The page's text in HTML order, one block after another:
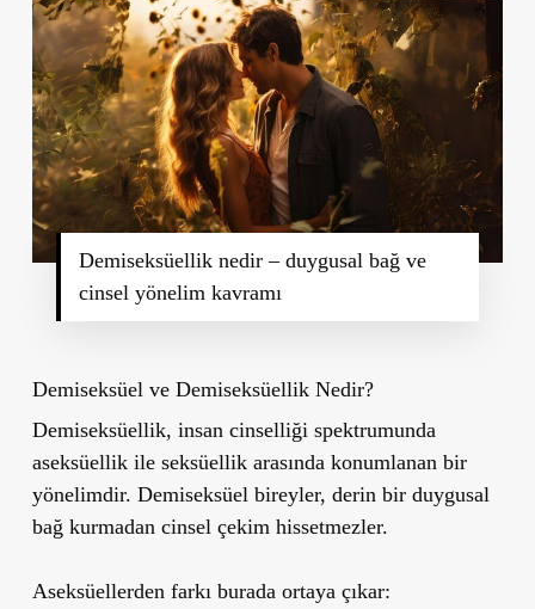
Demiseksüellik nedir – duygusal bağ ve
cinsel yönelim kavramı
Demiseksüel ve Demiseksüellik Nedir?
Demiseksüellik, insan cinselliği spektrumunda
aseksüellik ile seksüellik arasında konumlanan bir
yönelimdir. Demiseksüel bireyler, derin bir duygusal
bağ kurmadan cinsel çekim hissetmezler.
Aseksüellerden farkı burada ortaya çıkar: